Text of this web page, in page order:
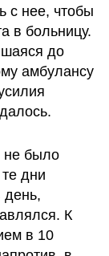
с нее, чтобы
в больницу.
до
амбулансу
не было
дни
день,
К
в 10